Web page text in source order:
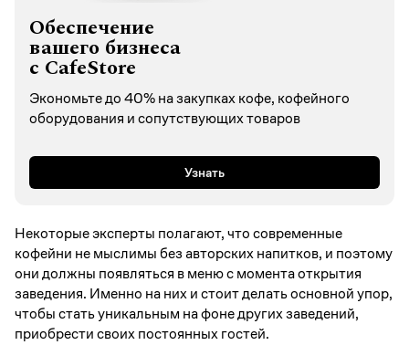
Обеспечение
вашего бизнеса
с CafeStore
Экономьте до 40% на закупках кофе, кофейного
оборудования и сопутствующих товаров
Узнать
Некоторые эксперты полагают, что современные
кофейни не мыслимы без авторских напитков, и поэтому
они должны появляться в меню с момента открытия
заведения. Именно на них и стоит делать основной упор,
чтобы стать уникальным на фоне других заведений,
приобрести своих постоянных гостей.